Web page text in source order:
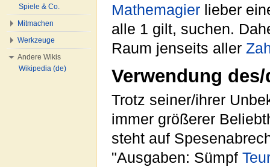
Mathemagier lieber
alle 1 gilt, suchen.
Raum jenseits aller
Verwendung
Trotz seiner/ihrer
immer größerer
steht auf
"Ausgaben: Sümpf
Spiele & Co.
Mitmachen
Werkzeuge
Andere Wikis
Wikipedia (de)